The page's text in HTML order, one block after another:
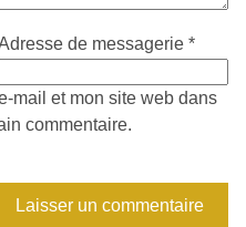
de messagerie *
mail et mon site web dans
commentaire.